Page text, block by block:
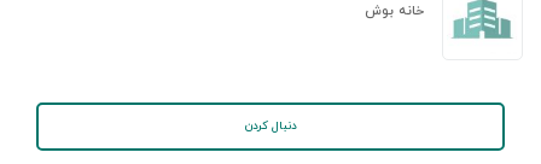
خانه بوش
دنبال کردن